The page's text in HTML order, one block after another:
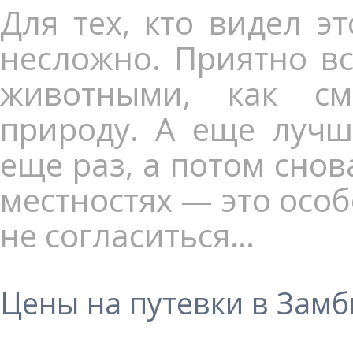
Для тех, кто видел
несложно. Приятно
животными, как
природу. А еще
еще раз, а потом
местностях — это
не согласиться…
Цены на путевки в